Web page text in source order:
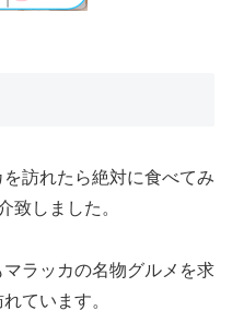
訪れたら絶対に食べてみ
致しました。
ラッカの名物グルメを求
ています。